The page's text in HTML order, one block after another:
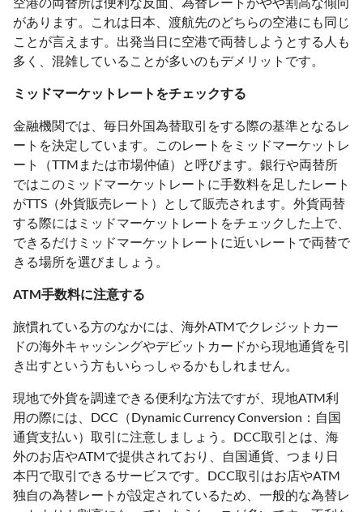
があります。これは日本、渡航先のどちらの空港にも同じ
ことが言えます。出発当日に空港で両替しようとする人も
多く、混雑していることが多いのもデメリットです。
ミッドマーケットレートをチェックする
金融機関では、毎日外国為替取引をする際の基準となるレ
ートを決定しています。このレートをミッドマーケットレ
ート（TTMまたは市場仲値）と呼びます。銀行や両替所
ではこのミッドマーケットレートに手数料を足したレート
がTTS（外貨販売レート）として販売されます。外貨両替
する際にはミッドマーケットレートをチェックした上で、
できるだけミッドマーケットレートに近いレートで両替で
きる場所を選びましょう。
ATM手数料に注意する
旅慣れている方のなかには、海外ATMでクレジットカー
ドの海外キャッシングやデビットカードから現地通貨を引
き出すという方もいらっしゃるかもしれません。
現地で外貨を調達できる便利な方法ですが、現地ATM利
用の際には、DCC（Dynamic Currency Conversion：自国
通貨支払い）取引に注意しましょう。DCC取引とは、海
外のお店やATMで提供されており、自国通貨、つまり日
本円で取引できるサービスです。DCC取引はお店やATM
独自の為替レートが設定されているため、一般的な為替レ